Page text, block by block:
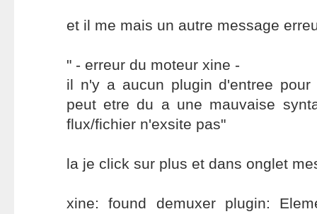
et il me mais un autre message
" - erreur du moteur xine -
il n'y a aucun plugin d'entree
peut etre du a une mauvaise
flux/fichier n'exsite pas"
la je click sur plus et dans onglet
xine: found demuxer plugin: